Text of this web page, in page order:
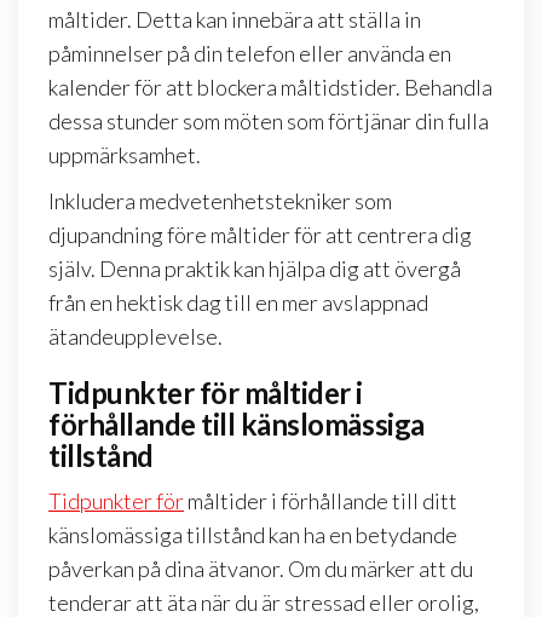
måltider. Detta kan innebära att ställa in
påminnelser på din telefon eller använda en
kalender för att blockera måltidstider. Behandla
dessa stunder som möten som förtjänar din fulla
uppmärksamhet.
Inkludera medvetenhetstekniker som
djupandning före måltider för att centrera dig
själv. Denna praktik kan hjälpa dig att övergå
från en hektisk dag till en mer avslappnad
ätandeupplevelse.
Tidpunkter för måltider i
förhållande till känslomässiga
tillstånd
Tidpunkter förmåltider i förhållande till ditt
känslomässiga tillstånd kan ha en betydande
påverkan på dina ätvanor. Om du märker att du
tenderar att äta när du är stressad eller orolig,